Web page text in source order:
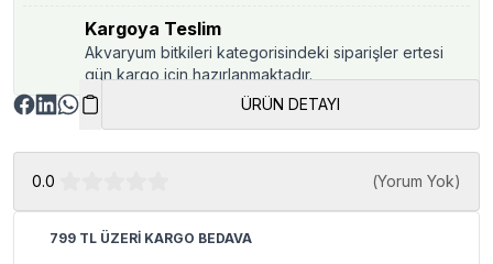
Kargoya Teslim
Akvaryum bitkileri kategorisindeki siparişler ertesi
gün kargo için hazırlanmaktadır.
ÜRÜN DETAYI
0.0 (Yorum Yok)
799 TL ÜZERİ KARGO BEDAVA